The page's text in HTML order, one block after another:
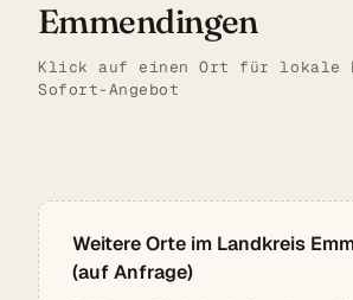
Emmendingen
Klick auf einen Ort für lokale
Sofort-Angebot
Weitere Orte im Landkreis
(auf Anfrage)